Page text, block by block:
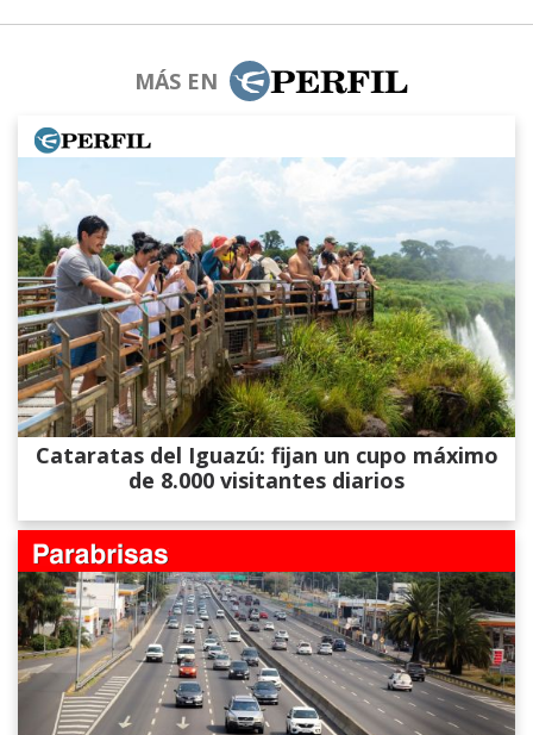
MÁS EN
Cataratas del Iguazú: fijan un cupo máximo
de 8.000 visitantes diarios